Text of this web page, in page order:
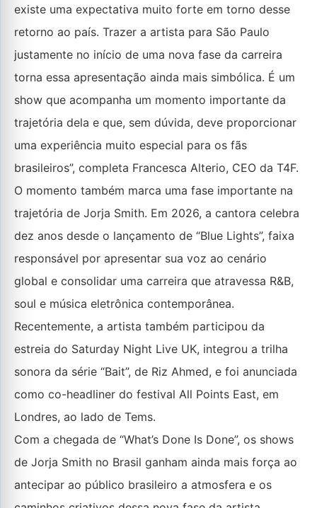
existe uma expectativa muito forte em torno desse
retorno ao país. Trazer a artista para São Paulo
justamente no início de uma nova fase da carreira
torna essa apresentação ainda mais simbólica. É um
show que acompanha um momento importante da
trajetória dela e que, sem dúvida, deve proporcionar
uma experiência muito especial para os fãs
brasileiros”, completa Francesca Alterio, CEO da T4F.
O momento também marca uma fase importante na
trajetória de Jorja Smith. Em 2026, a cantora celebra
dez anos desde o lançamento de “Blue Lights”, faixa
responsável por apresentar sua voz ao cenário
global e consolidar uma carreira que atravessa R&B,
soul e música eletrônica contemporânea.
Recentemente, a artista também participou da
estreia do Saturday Night Live UK, integrou a trilha
sonora da série “Bait”, de Riz Ahmed, e foi anunciada
como co-headliner do festival All Points East, em
Londres, ao lado de Tems.
Com a chegada de “What’s Done Is Done”, os shows
de Jorja Smith no Brasil ganham ainda mais força ao
antecipar ao público brasileiro a atmosfera e os